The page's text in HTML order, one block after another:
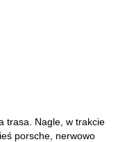
trasa. Nagle, w trakcie
porsche, nerwowo